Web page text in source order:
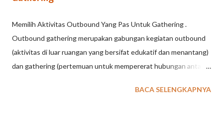
Memilih Aktivitas Outbound Yang Pas Untuk Gathering .
Outbound gathering merupakan gabungan kegiatan outbound
(aktivitas di luar ruangan yang bersifat edukatif dan menantang)
dan gathering (pertemuan untuk mempererat hubungan antar
atau instansi untuk mempererat kebersamaan, kekompakan tim,
BACA SELENGKAPNYA